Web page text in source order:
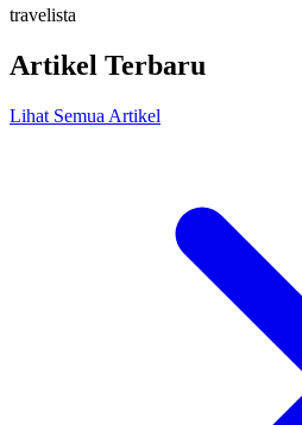
travelista
Artikel Terbaru
Lihat Semua Artikel